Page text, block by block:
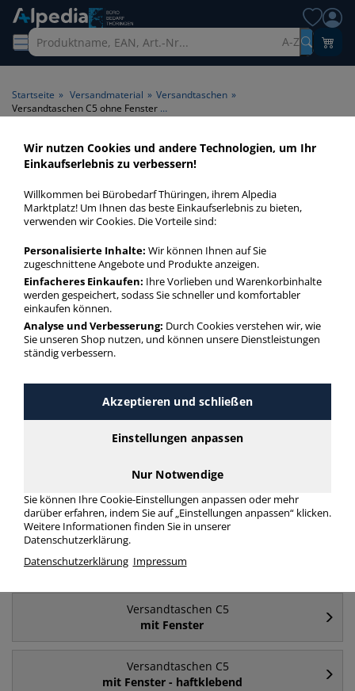
A-Z
Startseite » Versandmaterial » Versandtaschen »
Versandtaschen C5 ohne Fenster 500 Stück
Versandtaschen C5 ohne
Fenster 500 Stück > Fenster
ohne Fenster > Inhalt 500
Stück
Versandtaschen C5 ohne Fenster 500 Stück in bester
Qualität zum günstigen Preis. Finden Sie schnell
Versandtaschen C5 ohne Fenster 500 Stück mit unserer
Filter-Funktion.
Versandtaschen C5 ohne Fenster 500 Stück
mehr Infos zur Kategorie
Versandtaschen C5
C5
ohne Fenster
Versandtaschen C5
mit Fenster
Versandtaschen C5
mit Fenster - haftklebend
Wir nutzen Cookies und andere Technologien, um Ihr
Einkaufserlebnis zu verbessern!
Willkommen bei Bürobedarf Thüringen, ihrem Alpedia
Marktplatz! Um Ihnen das beste Einkaufserlebnis zu bieten,
verwenden wir Cookies. Die Vorteile sind:
Personalisierte Inhalte: Wir können Ihnen auf Sie
zugeschnittene Angebote und Produkte anzeigen.
Einfacheres Einkaufen: Ihre Vorlieben und Warenkorbinhalte
werden gespeichert, sodass Sie schneller und komfortabler
einkaufen können.
Analyse und Verbesserung: Durch Cookies verstehen wir, wie
Sie unseren Shop nutzen, und können unsere Dienstleistungen
ständig verbessern.
Akzeptieren und schließen
Einstellungen anpassen
Nur Notwendige
Sie können Ihre Cookie-Einstellungen anpassen oder mehr
darüber erfahren, indem Sie auf „Einstellungen anpassen“ klicken.
Weitere Informationen finden Sie in unserer
Datenschutzerklärung.
Datenschutzerklärung Impressum